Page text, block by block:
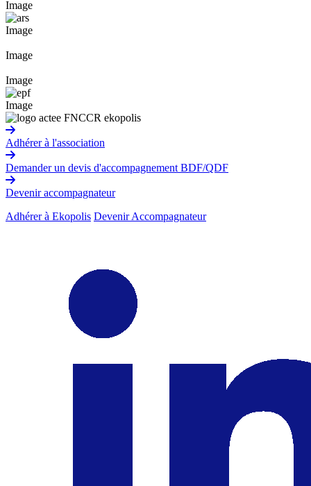
Image
Image
Image
Image
Image
Adhérer à l'association
Demander un devis d'accompagnement BDF/QDF
Devenir accompagnateur
Adhérer à Ekopolis Devenir Accompagnateur